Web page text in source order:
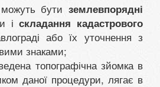
бути землевпорядні
іскладання кадастрового
або їх уточнення з
знаками;
топографічна зйомка в
даної процедури, лягає в